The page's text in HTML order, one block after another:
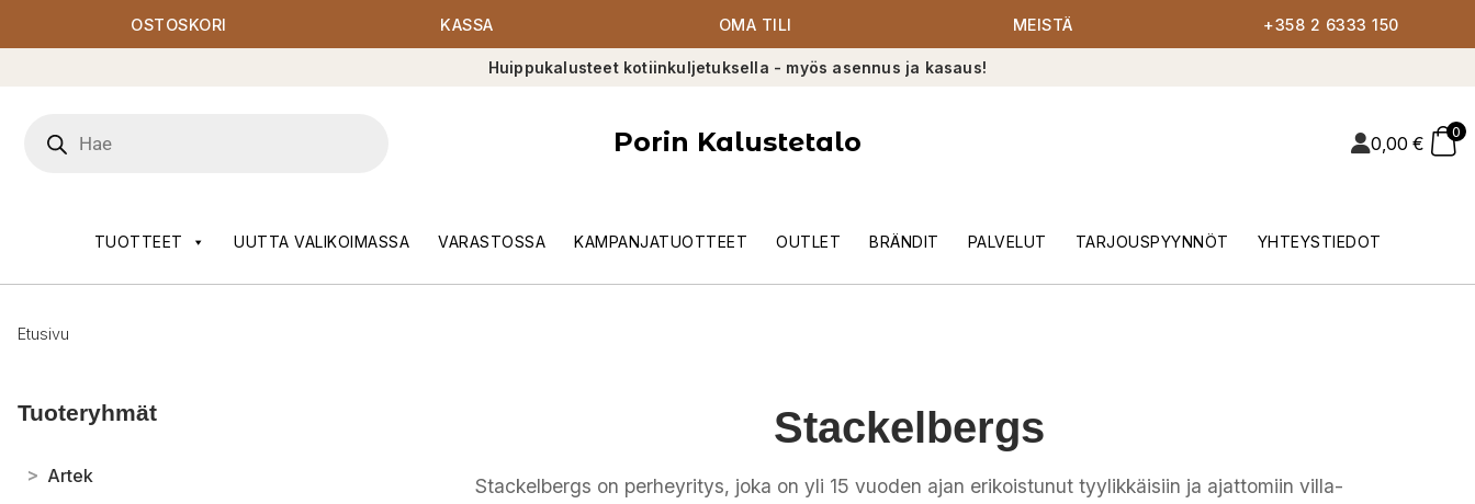
OSTOSKORI KASSA OMA TILI MEISTÄ +358 2 6333 150
Huippukalusteet kotiinkuljetuksella - myös asennus ja kasaus!
search
Porin Kalustetalo 0,00 €
0
TUOTTEET UUTTA VALIKOIMASSA VARASTOSSA KAMPANJATUOTTEET OUTLET BRÄNDIT PALVELUT TARJOUSPYYNNÖT YHTEYSTIEDOT
Etusivu
Tuoteryhmät
> Artek
Stackelbergs
Stackelbergs on perheyritys, joka on yli 15 vuoden ajan erikoistunut tyylikkäisiin ja ajattomiin villa-